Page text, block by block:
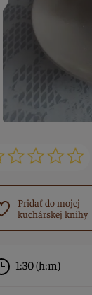
Pridať do mojej
kuchárskej knihy
1:30(h:m)